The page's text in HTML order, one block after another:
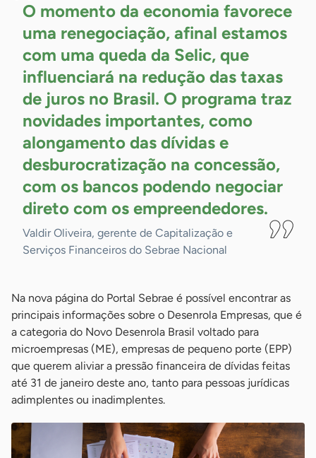
O momento da economia favorece
uma renegociação, afinal estamos
com uma queda da Selic, que
influenciará na redução das taxas
de juros no Brasil. O programa traz
novidades importantes, como
alongamento das dívidas e
desburocratização na concessão,
com os bancos podendo negociar
direto com os empreendedores.
Valdir Oliveira, gerente de Capitalização e
Serviços Financeiros do Sebrae Nacional
Na nova página do Portal Sebrae é possível encontrar as
principais informações sobre o Desenrola Empresas, que é
a categoria do Novo Desenrola Brasil voltado para
microempresas (ME), empresas de pequeno porte (EPP)
que querem aliviar a pressão financeira de dívidas feitas
até 31 de janeiro deste ano, tanto para pessoas jurídicas
adimplentes ou inadimplentes.